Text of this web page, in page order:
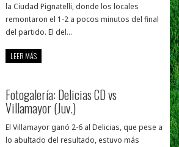
la Ciudad Pignatelli, donde los locales
remontaron el 1-2 a pocos minutos del final
del partido. El del...
LEER MÁS
Fotogalería: Delicias CD vs
Villamayor (Juv.)
El Villamayor ganó 2-6 al Delicias, que pese a
lo abultado del resultado, estuvo más